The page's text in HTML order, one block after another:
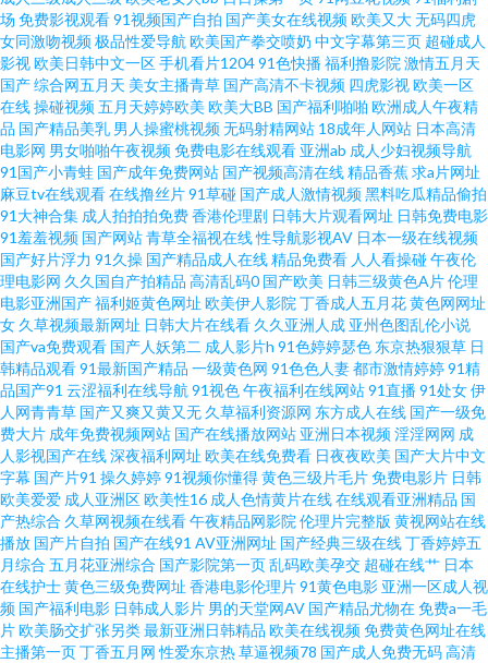
场 免费影视观看91视频国产自拍 国产美女在线视频欧美又大无码四虎
女同激吻视频极品性爱导航 欧美国产拳交喷奶 中文字幕第三页 超碰成人
影视欧美日韩中文一区手机看片120491色快播福利撸影院 激情五月天
国产综合网五月天 美女主播青草 国产高清不卡视频 四虎影视欧美一区
在线操碰视频五月天婷婷欧美 欧美大BB 国产福利啪啪 欧洲成人午夜精
品 国产精品美乳 男人操蜜桃视频无码射精网站 18成年人网站 日本高清
电影网 男女啪啪午夜视频免费电影在线观看 亚洲ab 成人少妇视频导航
91国产小青蛙 国产成年免费网站 国产视频高清在线精品香蕉求a片网址
麻豆tv在线观看在线撸丝片91草碰 国产成人激情视频黑料吃瓜精品偷拍
91大神合集 成人拍拍拍免费香港伦理剧 日韩大片观看网址 日韩免费电影
91羞羞视频 国产网站青草全福视在线性导航影视AV 日本一级在线视频
国产好片浮力 91久操 国产精品成人在线精品免费看 人人看操碰午夜伦
理电影网 久久国自产拍精品 高清乱码0 国产欧美 日韩三级黄色A片伦理
电影亚洲国产福利姬黄色网址 欧美伊人影院 丁香成人五月花黄色网网址
女 久草视频最新网址 日韩大片在线看 久久亚洲人成 亚州色图乱伦小说
国产va免费观看 国产人妖第二 成人影片h 91色婷婷瑟色 东京热狠狠草 日
韩精品观看91最新国产精品 一级黄色网 91色色人妻都市激情婷婷91精
品国产91 云涩福利在线导航 91视色午夜福利在线网站91直播91处女伊
人网青青草 国产又爽又黄又无 久草福利资源网 东方成人在线 国产一级免
费大片 成年免费视频网站 国产在线播放网站 亚洲日本视频淫淫网网 成
人影视国产在线深夜福利网址 欧美在线免费看 日夜夜欧美 国产大片中文
字幕 国产片91 操久婷婷91视频你懂得黄色三级片毛片免费电影片 日韩
欧美爱爱 成人亚洲区欧美性16 成人色情黄片在线在线观看亚洲精品 国
产热综合 久草网视频在线看午夜精品网影院 伦理片完整版 黄视网站在线
播放 国产片自拍 国产在线91 AV亚洲网址 国产经典三级在线丁香婷婷五
月综合 五月花亚洲综合 国产影院第一页乱码欧美孕交 超碰在线艹 日本
在线护士黄色三级免费网址 香港电影伦理片91黄色电影 亚洲一区成人视
频 国产福利电影 日韩成人影片 男的天堂网AV 国产精品尤物在免费a一毛
片欧美肠交扩张另类最新亚洲日韩精品 欧美在线视频免费黄色网址在线
主播第一页丁香五月网 性爱东京热草逼视频78 国产成人免费无码高清